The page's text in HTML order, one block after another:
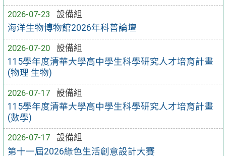
2026-07-23
設備組
海洋生物博物館2026年科普論壇
2026-07-20
設備組
115學年度清華大學高中學生科學研究人才培育計畫
(物理 生物)
2026-07-17
設備組
115學年度清華大學高中學生科學研究人才培育計畫
(數學)
2026-07-17
設備組
第十一屆2026綠色生活創意設計大賽